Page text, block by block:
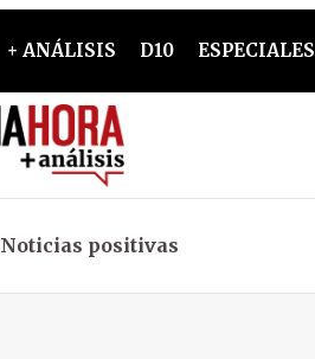
+ ANÁLISIS D10 ESPECIALES
Noticias positivas